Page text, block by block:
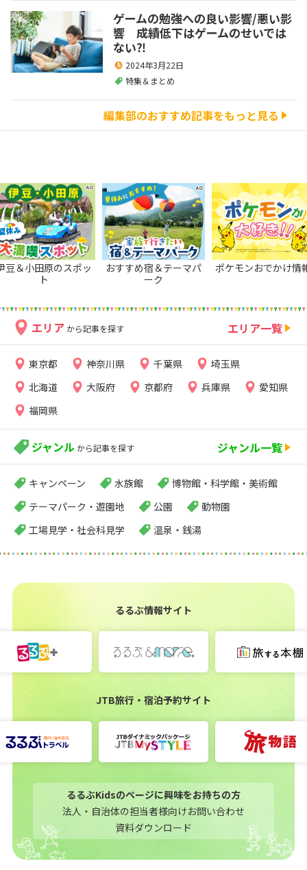
ゲームの勉強への良い影響/悪い影
響 成績低下はゲームのせいでは
ない⁈
2024年3月22日
特集＆まとめ
編集部のおすすめ記事をもっと見る
豆＆小田原のスポッ
ト
おすすめ宿＆テーマパ
ーク
ポケモンおでかけ情
エリア から記事を探す エリア一覧
東京都 神奈川県 千葉県
埼玉県
北海道
大阪府 京都府 兵庫県
愛知県
福岡県
ジャンル から記事を探す ジャンル一覧
キャンペーン 水族館
博物館・科学館・美術館
テーマパーク・遊園地
公園
動物園
工場見学・社会科見学
温泉・銭湯
るるぶ情報サイト
JTB旅行・宿泊予約サイト
るるぶKidsのページに興味をお持ちの方
法人・自治体の担当者様向けお問い合わせ
資料ダウンロード